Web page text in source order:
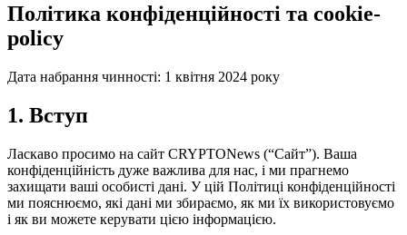
Політика конфіденційності та cookie-
policy
Дата набрання чинності: 1 квітня 2024 року
1. Вступ
Ласкаво просимо на сайт CRYPTONews (“Сайт”). Ваша
конфіденційність дуже важлива для нас, і ми прагнемо
захищати ваші особисті дані. У цій Політиці конфіденційності
ми пояснюємо, які дані ми збираємо, як ми їх використовуємо
і як ви можете керувати цією інформацією.